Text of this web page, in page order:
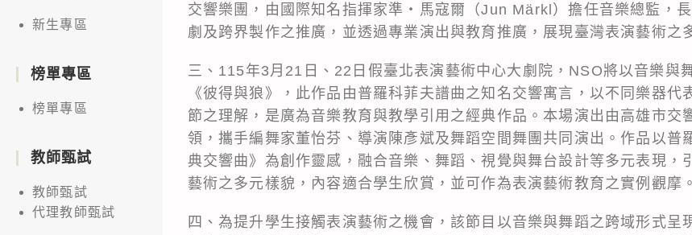
交響樂團，由國際知名指揮家準・馬寇爾（Jun Märkl）擔任音樂總監，
劇及跨界製作之推廣，並透過專業演出與教育推廣，展現臺灣表演藝術之
三、115年3月21日、22日假臺北表演藝術中心大劇院，NSO將以音樂與
《彼得與狼》，此作品由普羅科菲夫譜曲之知名交響寓言，以不同樂器代
節之理解，是廣為音樂教育與教學引用之經典作品。本場演出由高雄市交
領，攜手編舞家董怡芬、導演陳彥斌及舞蹈空間舞團共同演出。作品以普
典交響曲》為創作靈感，融合音樂、舞蹈、視覺與舞台設計等多元表現，
藝術之多元樣貌，內容適合學生欣賞，並可作為表演藝術教育之實例觀摩。
四、為提升學生接觸表演藝術之機會，該節目以音樂與舞蹈之跨域形式呈
新生專區
榜單專區
榜單專區
教師甄試
教師甄試
代理教師甄試